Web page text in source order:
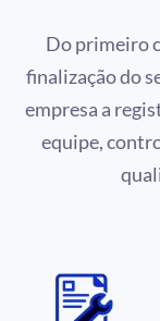
Do primeiro
finalização do
empresa a
equipe,